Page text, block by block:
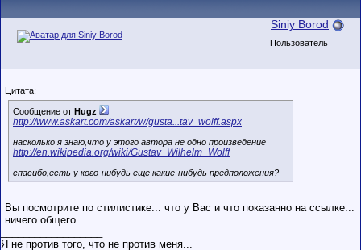
Siniy Borod
Пользователь
Цитата:
Сообщение от Hugz
http://www.askart.com/askart/w/gusta...tav_wolff.aspx
насколько я знаю,что у этого автора не одно произведение
http://en.wikipedia.org/wiki/Gustav_Wilhelm_Wolff
спасибо,есть у кого-нибудь еще какие-нибудь предположения?
Вы посмотрите по стилистике... что у Вас и что показанно на ссылке...
ничего общего...
Я не против того, что не против меня...